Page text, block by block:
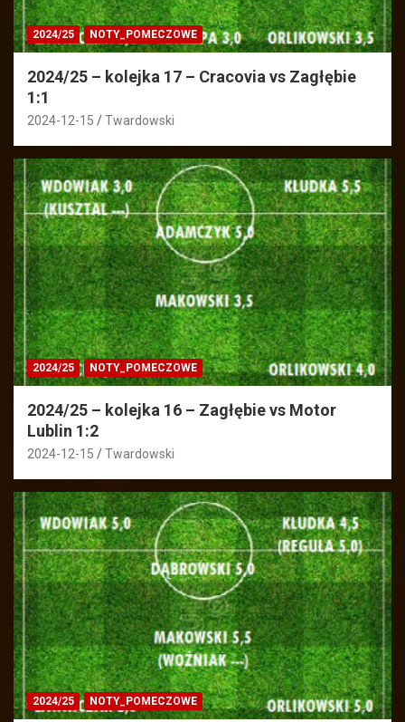
2024/25 NOTY_POMECZOWE
2024/25 – kolejka 17 – Cracovia vs Zagłębie
1:1
2024-12-15 Twardowski
2024/25 NOTY_POMECZOWE
2024/25 – kolejka 16 – Zagłębie vs Motor
Lublin 1:2
2024-12-15 Twardowski
2024/25 NOTY_POMECZOWE